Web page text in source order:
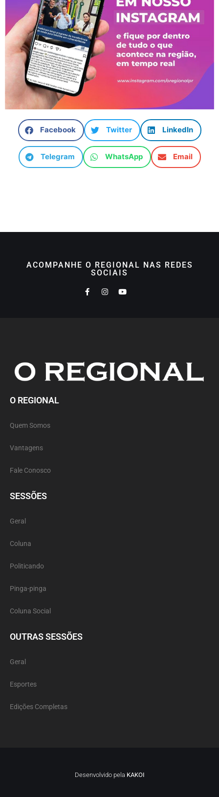
Facebook Twitter LinkedIn
Telegram WhatsApp Email
ACOMPANHE O REGIONAL NAS REDES
SOCIAIS
O REGIONAL
Quem Somos
Vantagens
Fale Conosco
SESSÕES
Geral
Coluna
Politicando
Pinga-pinga
Coluna Social
OUTRAS SESSÕES
Geral
Esportes
Edições Completas
Desenvolvido pela KAKOI